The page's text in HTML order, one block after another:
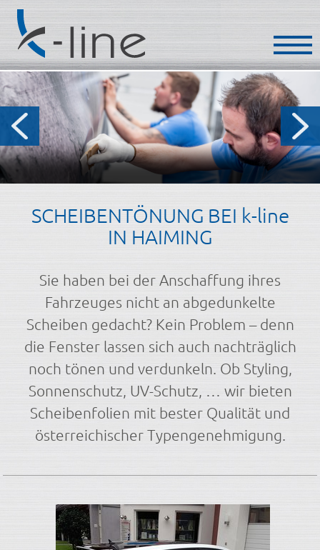
SCHEIBENTÖNUNG BEI k-line
IN HAIMING
Sie haben bei der Anschaffung ihres
Fahrzeuges nicht an abgedunkelte
Scheiben gedacht? Kein Problem – denn
die Fenster lassen sich auch nachträglich
noch tönen und verdunkeln. Ob Styling,
Sonnenschutz, UV-Schutz, … wir bieten
Scheibenfolien mit bester Qualität und
österreichischer Typengenehmigung.